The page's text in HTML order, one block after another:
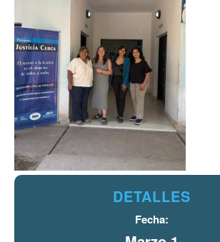
DETALLES
Fecha: